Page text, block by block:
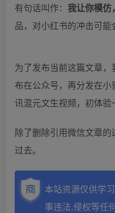
有句话叫作： 我让你模仿
品，对小红书的冲击可能
为了发布当前这篇文章
布在公众号，再分发在
讯混元文生视频，初体验
除了删除引用微信文章
过去。
本站资源仅供学
事违法,侵权等任